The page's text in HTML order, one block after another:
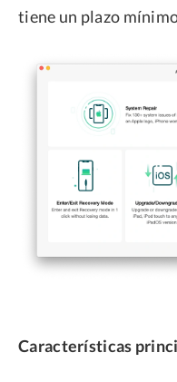
tiene un plazo
Características